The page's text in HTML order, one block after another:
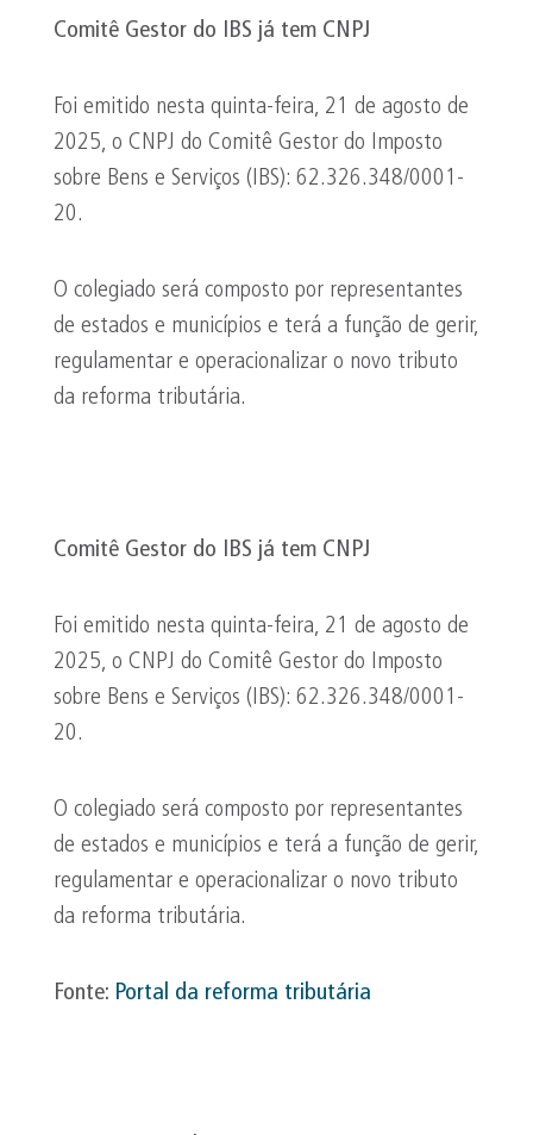
Comitê Gestor do IBS já tem CNPJ
Foi emitido nesta quinta-feira, 21 de agosto de
2025, o CNPJ do Comitê Gestor do Imposto
sobre Bens e Serviços (IBS): 62.326.348/0001-
20.
O colegiado será composto por representantes
de estados e municípios e terá a função de gerir,
regulamentar e operacionalizar o novo tributo
da reforma tributária.
Comitê Gestor do IBS já tem CNPJ
Foi emitido nesta quinta-feira, 21 de agosto de
2025, o CNPJ do Comitê Gestor do Imposto
sobre Bens e Serviços (IBS): 62.326.348/0001-
20.
O colegiado será composto por representantes
de estados e municípios e terá a função de gerir,
regulamentar e operacionalizar o novo tributo
da reforma tributária.
Fonte: Portal da reforma tributária